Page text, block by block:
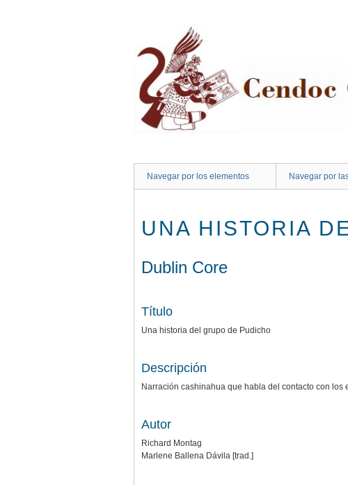
Navegar por los elementos Navegar por
UNA HISTORIA
Dublin Core
Título
Una historia del grupo de Pudicho
Descripción
Narración cashinahua que habla del contacto con los
Autor
Richard Montag
Marlene Ballena Dávila [trad.]